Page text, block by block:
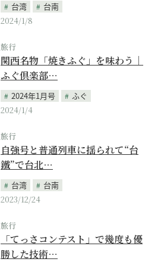
台湾
台南
2024/1/8
旅行
関西名物「焼きふぐ」を味わう｜
ふぐ倶楽部…
2024年1月号
ふぐ
2024/1/4
旅行
自強号と普通列車に揺られて“台
鐵”で台北…
台湾
台南
2023/12/24
旅行
「てっさコンテスト」で幾度も優
勝した技術…